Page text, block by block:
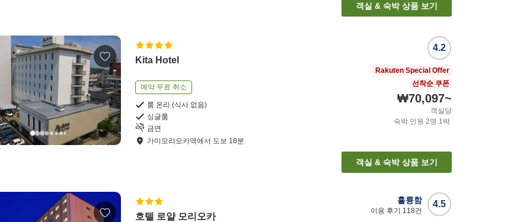
객실 & 숙박 상품 보기
Kita Hotel
예약 무료 취소
룸 온리 (식사 없음)
싱글룸
금연
가미모리오카역에서 도보 18분
4.2
Rakuten Special Offer
선착순 쿠폰
₩70,097~
객실당
숙박 인원 2명 1박
객실 & 숙박 상품 보기
호텔 로얄 모리오카
4.5
훌륭함
이용 후기 118건